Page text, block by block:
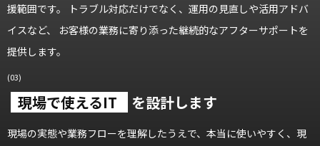
援範囲です。 トラブル対応だけでなく、運用の見直しや活用アドバ
イスなど、 お客様の業務に寄り添った継続的なアフターサポートを
提供します。
(03)
現場で使えるIT を設計します
現場の実態や業務フローを理解したうえで、本当に使いやすく、現